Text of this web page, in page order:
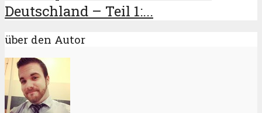
Deutschland – Teil 1:...
über den Autor